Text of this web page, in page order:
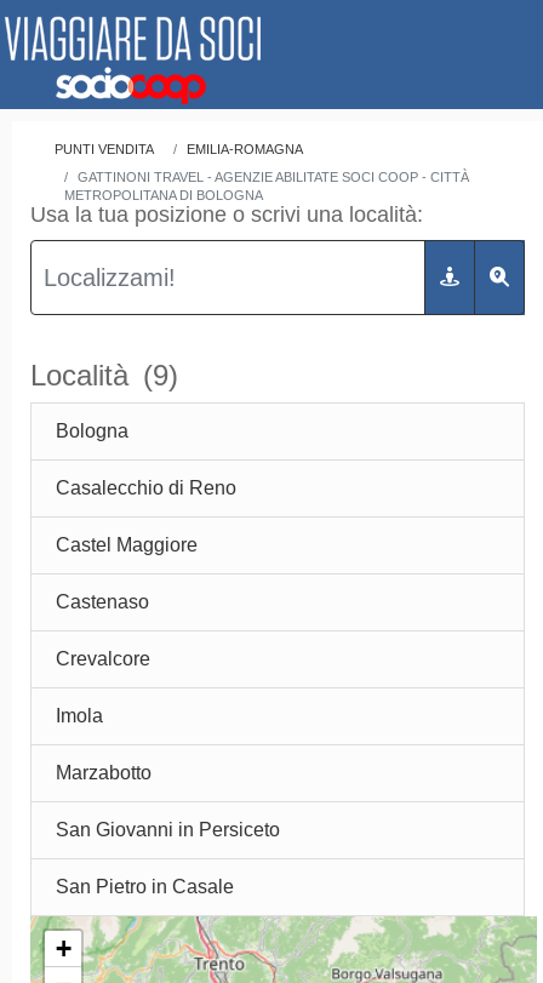
PUNTI VENDITA
EMILIA-ROMAGNA
GATTINONI TRAVEL - AGENZIE ABILITATE SOCI COOP - CITTÀ
METROPOLITANA DI BOLOGNA
Usa la tua posizione o scrivi una località:
Località (9)
Bologna
Casalecchio di Reno
Castel Maggiore
Castenaso
Crevalcore
Imola
Marzabotto
San Giovanni in Persiceto
San Pietro in Casale
+